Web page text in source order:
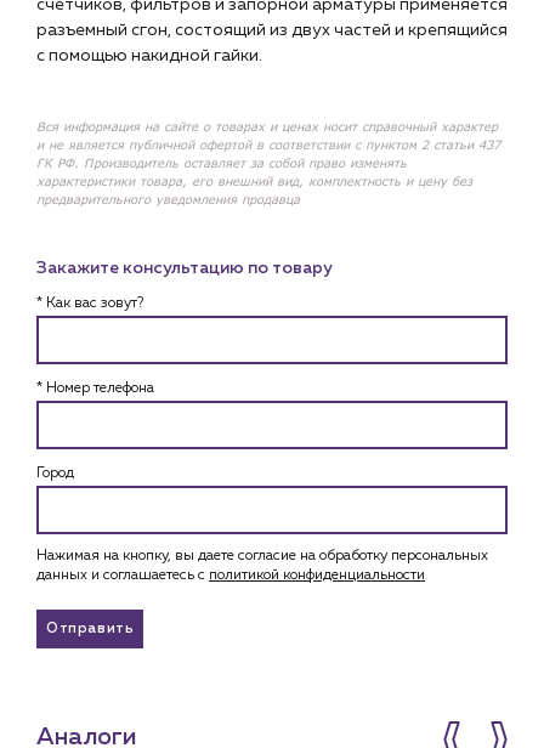
счетчиков, фильтров и запорной арматуры применяется
разъемный сгон, состоящий из двух частей и крепящийся
с помощью накидной гайки.
Вся информация на сайте о товарах и ценах носит справочный характер
и не является публичной офертой в соответствии с пунктом 2 статьи 437
ГК РФ. Производитель оставляет за собой право изменять
характеристики товара, его внешний вид, комплектность и цену без
предварительного уведомления продавца
Закажите консультацию по товару
* Как вас зовут?
* Номер телефона
Город
Нажимая на кнопку, вы даете согласие на обработку персональных
данных и соглашаетесь c политикой конфиденциальности
Отправить
Аналоги